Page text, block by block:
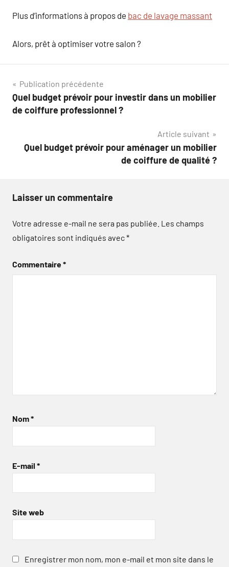
Plus d’informations à propos de bac de lavage massant
Alors, prêt à optimiser votre salon ?
Navigation
de
Publication précédente
Quel budget prévoir pour investir dans un mobilier
de coiffure professionnel ?
Article suivant
Quel budget prévoir pour aménager un mobilier
de coiffure de qualité ?
Laisser un commentaire
Votre adresse e-mail ne sera pas publiée. Les champs
obligatoires sont indiqués avec*
Commentaire*
Nom*
E-mail *
Site web
Enregistrer mon nom, mon e-mail et mon site dans le